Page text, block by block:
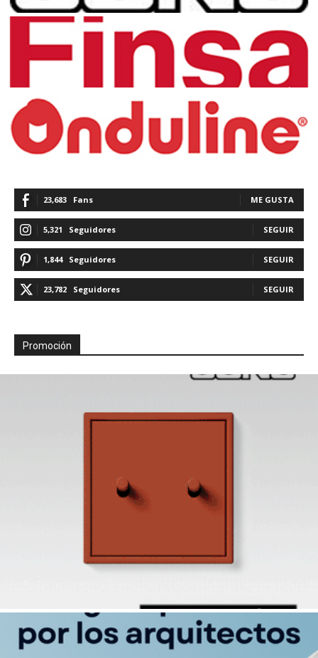
23,683 Fans ME GUSTA
5,321 Seguidores SEGUIR
1,844 Seguidores SEGUIR
23,782 Seguidores SEGUIR
Promoción